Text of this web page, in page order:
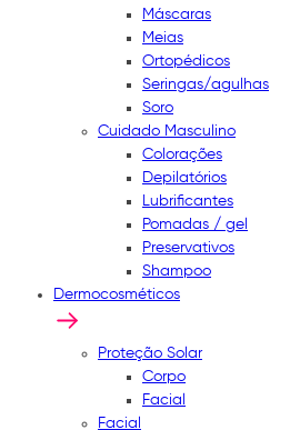
Máscaras
Meias
Ortopédicos
Seringas/agulhas
Soro
Cuidado Masculino
Colorações
Depilatórios
Lubrificantes
Pomadas / gel
Preservativos
Shampoo
Dermocosméticos
Proteção Solar
Corpo
Facial
Facial